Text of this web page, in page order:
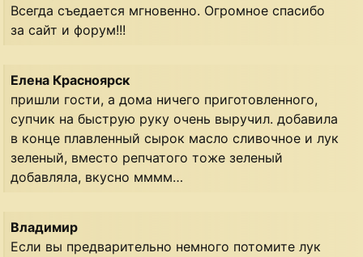
Всегда съедается мгновенно. Огромное спасибо
за сайт и форум!!!
Елена Красноярск
пришли гости, а дома ничего приготовленного,
супчик на быструю руку очень выручил. добавила
в конце плавленный сырок масло сливочное и лук
зеленый, вместо репчатого тоже зеленый
добавляла, вкусно мммм…
Владимир
Если вы предварительно немного потомите лук